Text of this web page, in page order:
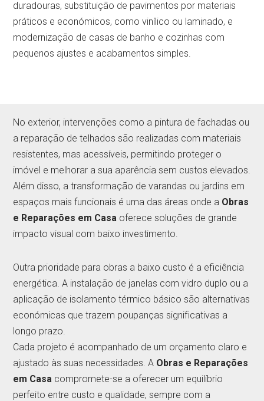
duradouras, substituição de pavimentos por materiais
práticos e económicos, como vinílico ou laminado, e
modernização de casas de banho e cozinhas com
pequenos ajustes e acabamentos simples.
No exterior, intervenções como a pintura de fachadas ou
a reparação de telhados são realizadas com materiais
resistentes, mas acessíveis, permitindo proteger o
imóvel e melhorar a sua aparência sem custos elevados.
Além disso, a transformação de varandas ou jardins em
espaços mais funcionais é uma das áreas onde a Obras
e Reparações em Casa oferece soluções de grande
impacto visual com baixo investimento.
Outra prioridade para obras a baixo custo é a eficiência
energética. A instalação de janelas com vidro duplo ou a
aplicação de isolamento térmico básico são alternativas
económicas que trazem poupanças significativas a
longo prazo.
Cada projeto é acompanhado de um orçamento claro e
ajustado às suas necessidades. A Obras e Reparações
em Casa compromete-se a oferecer um equilíbrio
perfeito entre custo e qualidade, sempre com a